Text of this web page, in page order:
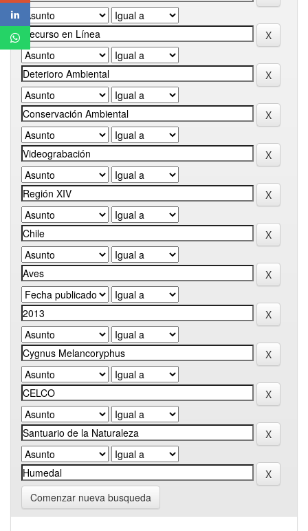
Comenzar nueva busqueda